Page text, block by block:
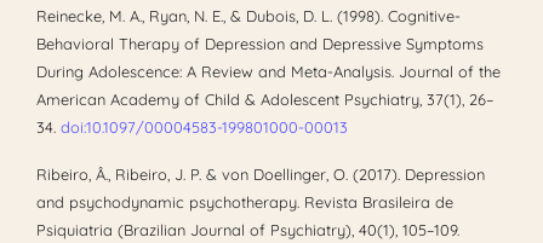
Reinecke, M. A., Ryan, N. E., & Dubois, D. L. (1998). Cognitive-
Behavioral Therapy of Depression and Depressive Symptoms
During Adolescence: A Review and Meta-Analysis. Journal of the
American Academy of Child & Adolescent Psychiatry, 37(1), 26–
34. doi:10.1097/00004583-199801000-00013
Ribeiro, Â., Ribeiro, J. P. & von Doellinger, O. (2017). Depression
and psychodynamic psychotherapy. Revista Brasileira de
Psiquiatria (Brazilian Journal of Psychiatry), 40(1), 105–109.